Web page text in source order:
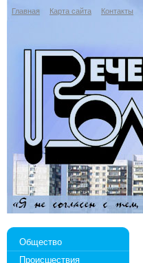
Главная Карта сайта Контакты
Общество
Происшествия